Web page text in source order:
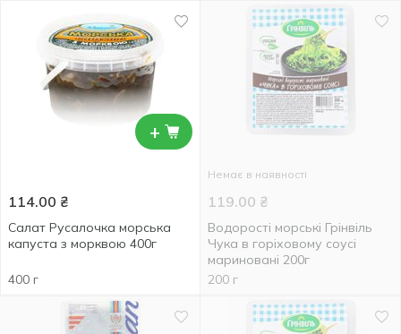
+
114.00 ₴
Салат Русалочка морська
капуста з морквою 400г
400 г
Немає в наявності
119.00 ₴
Водорості морські Грінвіль
Чука в горіховому соусі
мариновані 200г
200 г